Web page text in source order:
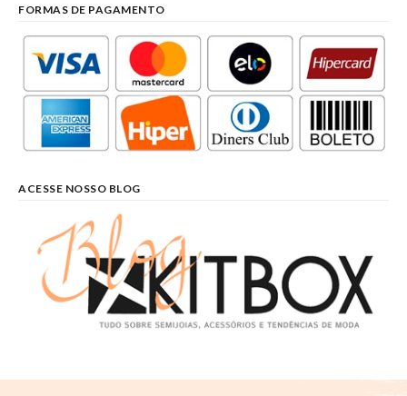
FORMAS DE PAGAMENTO
ACESSE NOSSO BLOG